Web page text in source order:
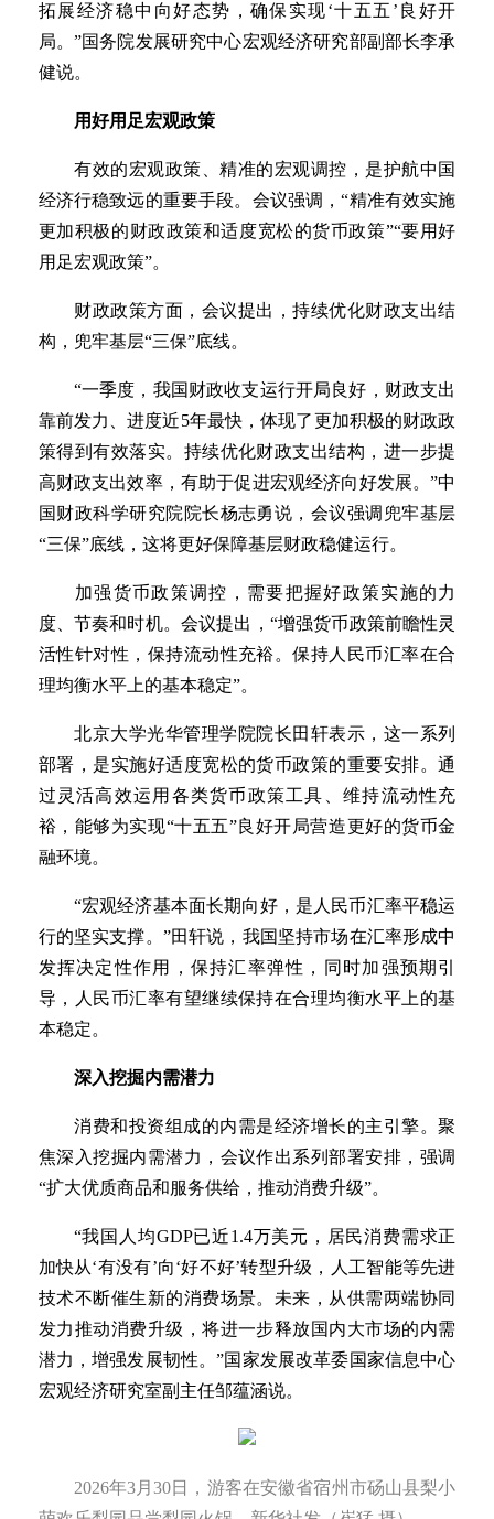
拓展经济稳中向好态势，确保实现‘十五五’良好开
局。”国务院发展研究中心宏观经济研究部副部长李承
健说。
用好用足宏观政策
有效的宏观政策、精准的宏观调控，是护航中国
经济行稳致远的重要手段。会议强调，“精准有效实施
更加积极的财政政策和适度宽松的货币政策”“要用好
用足宏观政策”。
财政政策方面，会议提出，持续优化财政支出结
构，兜牢基层“三保”底线。
“一季度，我国财政收支运行开局良好，财政支出
靠前发力、进度近5年最快，体现了更加积极的财政政
策得到有效落实。持续优化财政支出结构，进一步提
高财政支出效率，有助于促进宏观经济向好发展。”中
国财政科学研究院院长杨志勇说，会议强调兜牢基层
“三保”底线，这将更好保障基层财政稳健运行。
加强货币政策调控，需要把握好政策实施的力
度、节奏和时机。会议提出，“增强货币政策前瞻性灵
活性针对性，保持流动性充裕。保持人民币汇率在合
理均衡水平上的基本稳定”。
北京大学光华管理学院院长田轩表示，这一系列
部署，是实施好适度宽松的货币政策的重要安排。通
过灵活高效运用各类货币政策工具、维持流动性充
裕，能够为实现“十五五”良好开局营造更好的货币金
融环境。
“宏观经济基本面长期向好，是人民币汇率平稳运
行的坚实支撑。”田轩说，我国坚持市场在汇率形成中
发挥决定性作用，保持汇率弹性，同时加强预期引
导，人民币汇率有望继续保持在合理均衡水平上的基
本稳定。
深入挖掘内需潜力
消费和投资组成的内需是经济增长的主引擎。聚
焦深入挖掘内需潜力，会议作出系列部署安排，强调
“扩大优质商品和服务供给，推动消费升级”。
“我国人均GDP已近1.4万美元，居民消费需求正
加快从‘有没有’向‘好不好’转型升级，人工智能等先进
技术不断催生新的消费场景。未来，从供需两端协同
发力推动消费升级，将进一步释放国内大市场的内需
潜力，增强发展韧性。”国家发展改革委国家信息中心
宏观经济研究室副主任邹蕴涵说。
2026年3月30日，游客在安徽省宿州市砀山县梨小